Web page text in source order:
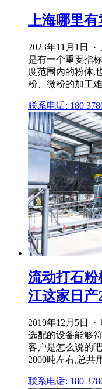
上海哪里有
2023年11月1日
是有一个重要指
度范围内的粉体,
粉、微粉的加工
联系电话: 180
流动打石
江这家日产
2019年12月5日
选配的设备能够
客户是怎么说的
2000吨左右,总共
联系电话: 180